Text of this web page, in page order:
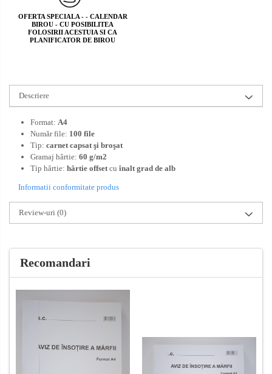
OFERTA SPECIALA - - CALENDAR
BIROU - CU POSIBILITEA
FOLOSIRII ACESTUIA SI CA
PLANIFICATOR DE BIROU
Descriere
Format: A4
Număr file: 100 file
Tip: carnet capsat şi broşat
Gramaj hârtie: 60 g/m2
Tip hârtie: hârtie offset cu înalt grad de alb
Informatii conformitate produs
Review-uri (0)
Recomandari